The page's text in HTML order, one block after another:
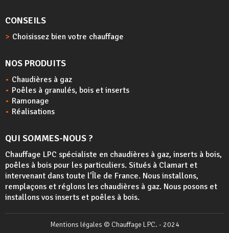
CONSEILS
Choisissez bien votre chauffage
NOS PRODUITS
Chaudières à gaz
Poêles à granulés, bois et inserts
Ramonage
Réalisations
QUI SOMMES-NOUS ?
Chauffage LPC spécialiste en chaudières à gaz, inserts à bois,
poêles à bois pour les particuliers. Situés à Clamart et
intervenant dans toute l’Île de France. Nous installons,
remplaçons et réglons les chaudières à gaz. Nous posons et
installons vos inserts et poêles à bois.
Mentions légales © Chauffage LPC. - 2024